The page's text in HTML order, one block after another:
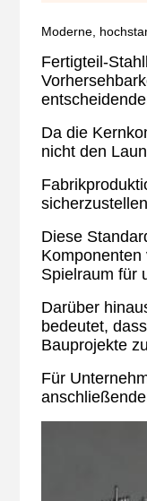
Moderne,
Fertigteil-
Da die
nicht den
Diese
Spielraum für
Darüber
bedeutet,
Bauprojekte
Für